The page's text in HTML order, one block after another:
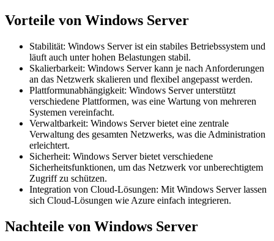
Vorteile von Windows Server
Stabilität: Windows Server ist ein stabiles Betriebssystem und
läuft auch unter hohen Belastungen stabil.
Skalierbarkeit: Windows Server kann je nach Anforderungen
an das Netzwerk skalieren und flexibel angepasst werden.
Plattformunabhängigkeit: Windows Server unterstützt
verschiedene Plattformen, was eine Wartung von mehreren
Systemen vereinfacht.
Verwaltbarkeit: Windows Server bietet eine zentrale
Verwaltung des gesamten Netzwerks, was die Administration
erleichtert.
Sicherheit: Windows Server bietet verschiedene
Sicherheitsfunktionen, um das Netzwerk vor unberechtigtem
Zugriff zu schützen.
Integration von Cloud-Lösungen: Mit Windows Server lassen
sich Cloud-Lösungen wie Azure einfach integrieren.
Nachteile von Windows Server